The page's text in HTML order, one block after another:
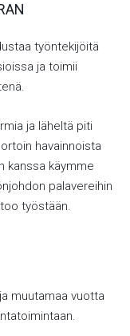
työntekijöitä
ja toimii
ja läheltä piti
havainnoista
kanssa käymme
palavereihin
työstään.
muutamaa vuotta